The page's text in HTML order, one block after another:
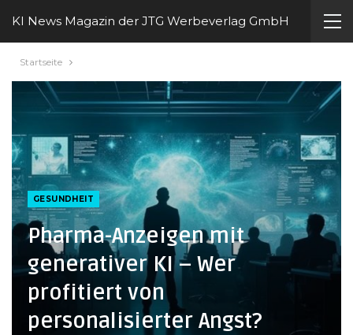
KI News Magazin der JTG Werbeverlag GmbH
Startseite
GESUNDHEIT
Pharma-Anzeigen mit
generativer KI – Wer
profitiert von
personalisierter Angst?